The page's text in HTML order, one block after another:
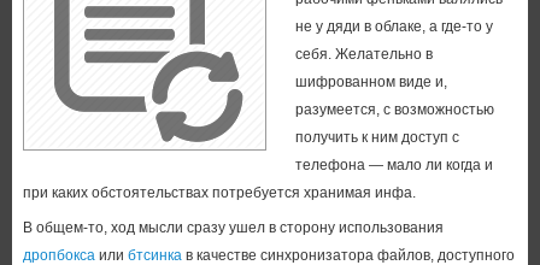
не у дяди в облаке, а где-то у
себя. Желательно в
шифрованном виде и,
разумеется, с возможностью
получить к ним доступ с
телефона — мало ли когда и
при каких обстоятельствах потребуется хранимая инфа.
В общем-то, ход мысли сразу ушел в сторону использования
дропбоксаили бтсинкав качестве синхронизатора файлов, доступного